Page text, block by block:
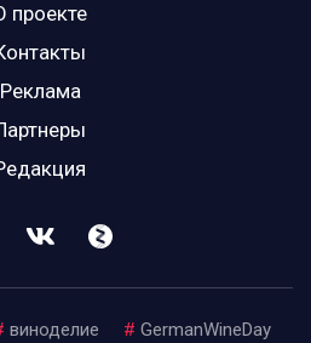
проекте
Реклама
виноделие # GermanWineDay